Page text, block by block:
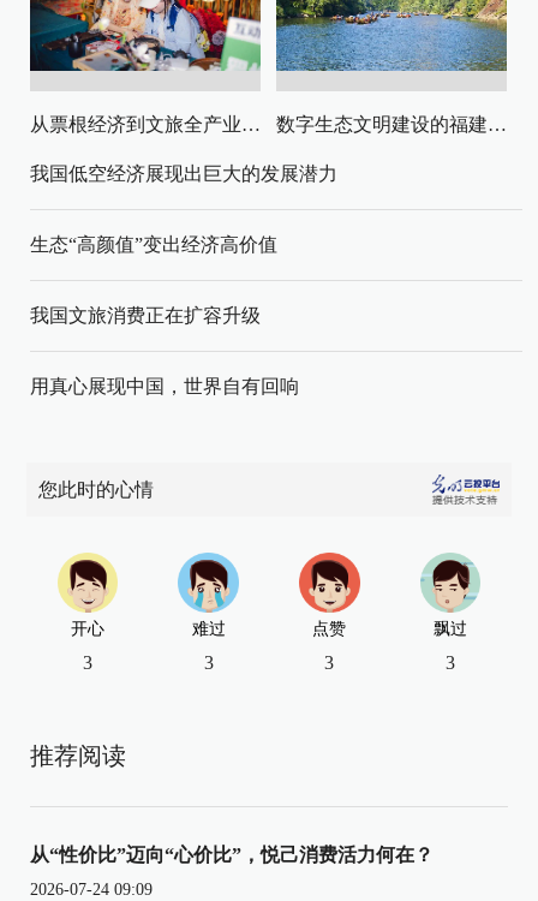
从票根经济到文旅全产业链升级 数字生态文明建设的福建路径与启示
我国低空经济展现出巨大的发展潜力
生态“高颜值”变出经济高价值
我国文旅消费正在扩容升级
用真心展现中国，世界自有回响
您此时的心情
开心
3
难过
3
点赞
3
飘过
3
推荐阅读
从“性价比”迈向“心价比”，悦己消费活力何在？
2026-07-24 09:09